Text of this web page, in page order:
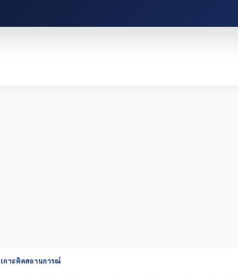
เกาะติดสถานการณ์